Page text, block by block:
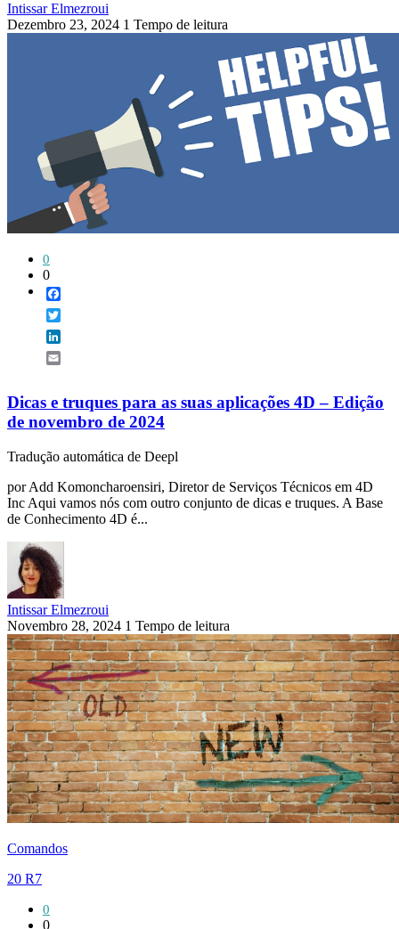
Intissar Elmezroui
Dezembro 23, 2024 1 Tempo de leitura
0
0
Dicas e truques para as suas aplicações 4D – Edição
de novembro de 2024
Tradução automática de Deepl
por Add Komoncharoensiri, Diretor de Serviços Técnicos em 4D
Inc Aqui vamos nós com outro conjunto de dicas e truques. A Base
de Conhecimento 4D é...
Intissar Elmezroui
Novembro 28, 2024 1 Tempo de leitura
Comandos
20 R7
0
0